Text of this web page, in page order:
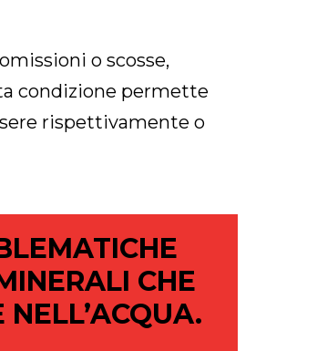
o scosse,
condizione permette
rispettivamente o
CHE